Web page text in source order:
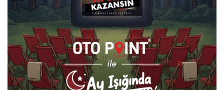
play_arrow
style BILET SATIN AL